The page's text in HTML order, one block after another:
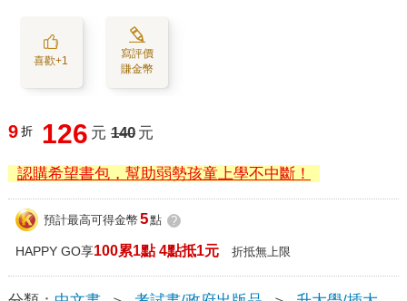
喜歡+1
寫評價
賺金幣
9 折 126 元 140 元
認購希望書包，幫助弱勢孩童上學不中斷！
預計最高可得金幣 5點 ?
HAPPY GO享100累1點 4點抵1元 折抵無上限